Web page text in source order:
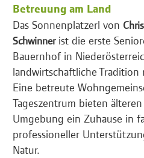
Betreuung am Land
Das Sonnenplatzerl von
Schwinnerist die erste
Bauernhof in
landwirtschaftliche
Eine betreute
Tageszentrum bieten
Umgebung ein Zuhause in
professioneller
Natur.